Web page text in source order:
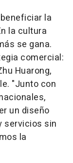
la
la cultura
se gana.
comercial:
Huarong,
"Junto con
un diseño
servicios sin
la